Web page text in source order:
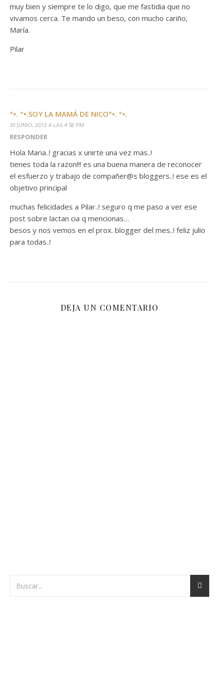
muy bien y siempre te lo digo, que me fastidia que no
vivamos cerca. Te mando un beso, con mucho cariño,
María.
Pilar
°•. °•.SOY LA MAMÁ DE NICO°•. °•.
30 JUNIO, 2013 A LAS 4:58 PM
RESPONDER
Hola Maria..! gracias x unirte una vez mas..!
tienes toda la razon!!! es una buena manera de reconocer
el esfuerzo y trabajo de compañer@s bloggers..! ese es el
objetivo principal
muchas felicidades a Pilar..! seguro q me paso a ver ese
post sobre lactan cia q mencionas…
besos y nos vemos en el prox. blogger del mes..! feliz julio
para todas..!
DEJA UN COMENTARIO